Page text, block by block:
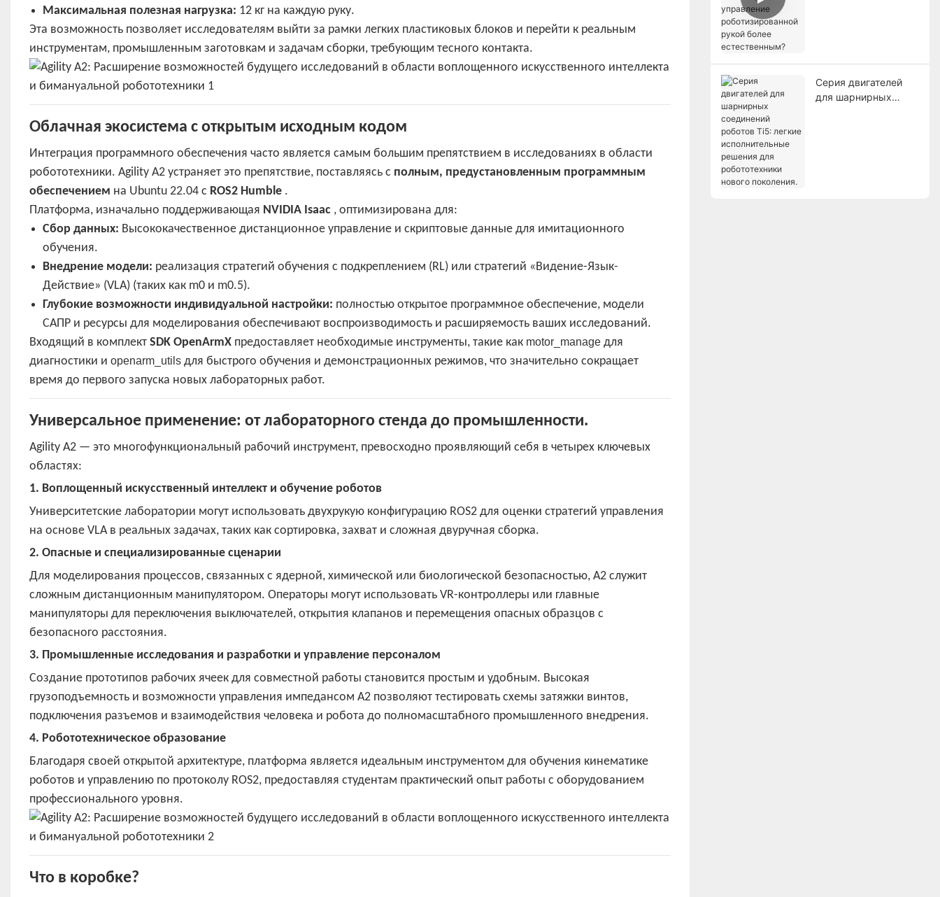
Максимальная полезная нагрузка: 12 кг на каждую руку.
Эта возможность позволяет исследователям выйти за рамки легких пластиковых блоков и перейти к реальным
инструментам, промышленным заготовкам и задачам сборки, требующим тесного контакта.
Облачная экосистема с открытым исходным кодом
Интеграция программного обеспечения часто является самым большим препятствием в исследованиях в области
робототехники. Agility A2 устраняет это препятствие, поставляясь с полным, предустановленным программным
обеспечением на Ubuntu 22.04 с ROS2 Humble.
Платформа, изначально поддерживающая NVIDIA Isaac, оптимизирована для:
Сбор данных: Высококачественное дистанционное управление и скриптовые данные для имитационного
обучения.
Внедрение модели: реализация стратегий обучения с подкреплением (RL) или стратегий «Видение-Язык-
Действие» (VLA) (таких как m0 и m0.5).
Глубокие возможности индивидуальной настройки: полностью открытое программное обеспечение, модели
САПР и ресурсы для моделирования обеспечивают воспроизводимость и расширяемость ваших исследований.
Входящий в комплект SDK OpenArmXпредоставляет необходимые инструменты, такие какmotor_manage для
диагностики и openarm_utils для быстрого обучения и демонстрационных режимов, что значительно сокращает
время до первого запуска новых лабораторных работ.
Универсальное применение: от лабораторного стенда до промышленности.
Agility A2 — это многофункциональный рабочий инструмент, превосходно проявляющий себя в четырех ключевых
областях:
1. Воплощенный искусственный интеллект и обучение роботов
Университетские лаборатории могут использовать двухрукую конфигурацию ROS2 для оценки стратегий управления
на основе VLA в реальных задачах, таких как сортировка, захват и сложная двуручная сборка.
2. Опасные и специализированные сценарии
Для моделирования процессов, связанных с ядерной, химической или биологической безопасностью, A2 служит
сложным дистанционным манипулятором. Операторы могут использовать VR-контроллеры или главные
манипуляторы для переключения выключателей, открытия клапанов и перемещения опасных образцов с
безопасного расстояния.
3. Промышленные исследования и разработки и управление персоналом
Создание прототипов рабочих ячеек для совместной работы становится простым и удобным. Высокая
грузоподъемность и возможности управления импедансом A2 позволяют тестировать схемы затяжки винтов,
подключения разъемов и взаимодействия человека и робота до полномасштабного промышленного внедрения.
4. Робототехническое образование
Благодаря своей открытой архитектуре, платформа является идеальным инструментом для обучения кинематике
роботов и управлению по протоколу ROS2, предоставляя студентам практический опыт работы с оборудованием
профессионального уровня.
Что в коробке?
Серия двигателей
для шарнирных